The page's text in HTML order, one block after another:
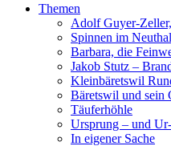
Themen
Adolf Guyer-
Spinnen im Neuthal
Barbara, die
Jakob Stutz –
Kleinbäretswil
Bäretswil und sein
Täuferhöhle
Ursprung – und
In eigener Sache